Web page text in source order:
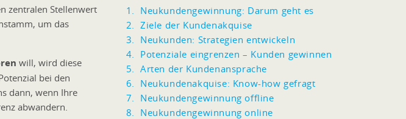
zentralen Stellenwert
um das
will, wird diese
bei den
dann, wenn Ihre
abwandern.
Neukundengewinnung: Darum geht es
Ziele der Kundenakquise
Neukunden: Strategien entwickeln
Potenziale eingrenzen – Kunden gewinnen
Arten der Kundenansprache
Neukundenakquise: Know-how gefragt
Neukundengewinnung offline
Neukundengewinnung online